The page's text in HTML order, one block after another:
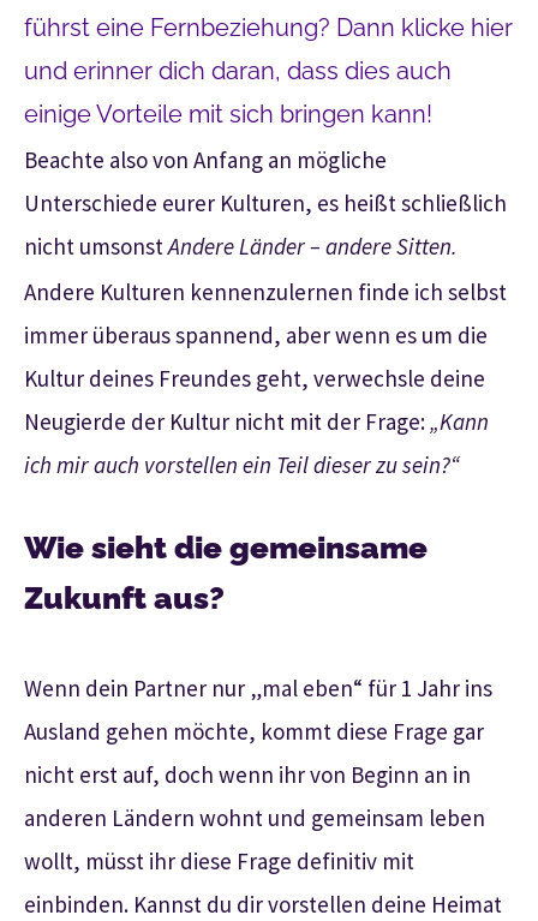
führst eine Fernbeziehung? Dann klicke hier
und erinner dich daran, dass dies auch
einige Vorteile mit sich bringen kann!
Beachte also von Anfang an mögliche
Unterschiede eurer Kulturen, es heißt schließlich
nicht umsonstAndere Länder – andere Sitten.
Andere Kulturen kennenzulernen finde ich selbst
immer überaus spannend, aber wenn es um die
Kultur deines Freundes geht, verwechsle deine
Neugierde der Kultur nicht mit der Frage:„Kann
ich mir auch vorstellen ein Teil dieser zu sein?“
Wie sieht die gemeinsame
Zukunft aus?
Wenn dein Partner nur „mal eben“ für 1 Jahr ins
Ausland gehen möchte, kommt diese Frage gar
nicht erst auf, doch wenn ihr von Beginn an in
anderen Ländern wohnt und gemeinsam leben
wollt, müsst ihr diese Frage definitiv mit
einbinden. Kannst du dir vorstellen deine Heimat